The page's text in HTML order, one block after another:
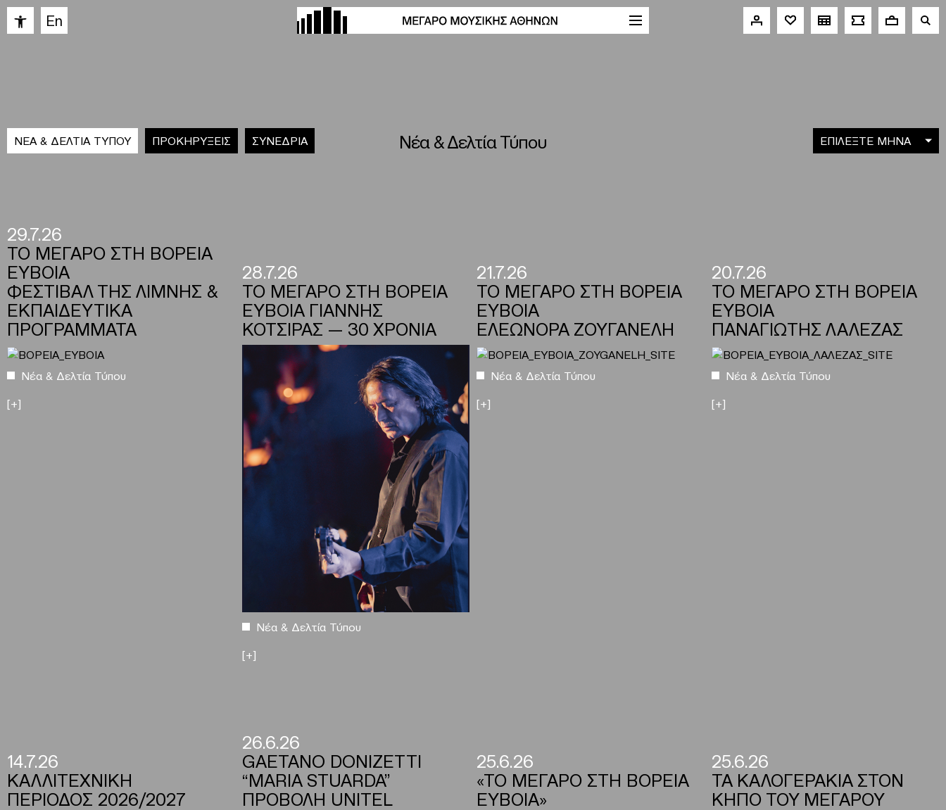
Ανοίξτε τη γραμμή εργαλείων
En
ΝΕΑ & ΔΕΛΤΙΑ ΤΥΠΟΥ ΠΡΟΚΗΡΥΞΕΙΣ ΣΥΝΕΔΡΙΑ Νέα & Δελτία Τύπου ΕΠΙΛΕΞΤΕ ΜΗΝΑ
29.7.26
ΤΟ ΜΕΓΑΡΟ ΣΤΗ ΒΟΡΕΙΑ
ΕΥΒΟΙΑ
ΦΕΣΤΙΒΑΛ ΤΗΣ ΛΙΜΝΗΣ &
ΕΚΠΑΙΔΕΥΤΙΚΑ
ΠΡΟΓΡΑΜΜΑΤΑ
Νέα & Δελτία Τύπου
[+]
28.7.26
ΤΟ ΜΕΓΑΡΟ ΣΤΗ ΒΟΡΕΙΑ
ΕΥΒΟΙΑ ΓΙΑΝΝΗΣ
ΚΟΤΣΙΡΑΣ — 30 ΧΡΟΝΙΑ
Νέα & Δελτία Τύπου
[+]
21.7.26
ΤΟ ΜΕΓΑΡΟ ΣΤΗ ΒΟΡΕΙΑ
ΕΥΒΟΙΑ
ΕΛΕΩΝΟΡΑ ΖΟΥΓΑΝΕΛΗ
Νέα & Δελτία Τύπου
[+]
20.7.26
ΤΟ ΜΕΓΑΡΟ ΣΤΗ ΒΟΡΕΙΑ
ΕΥΒΟΙΑ
ΠΑΝΑΓΙΩΤΗΣ ΛΑΛΕΖΑΣ
Νέα & Δελτία Τύπου
[+]
14.7.26
ΚΑΛΛΙΤΕΧΝΙΚΗ
ΠΕΡΙΟΔΟΣ 2026/2027
26.6.26
GAETANO DONIZETTI
“MARIA STUARDA”
ΠΡΟΒΟΛΗ UNITEL
25.6.26
«ΤΟ ΜΕΓΑΡΟ ΣΤΗ ΒΟΡΕΙΑ
ΕΥΒΟΙΑ»
25.6.26
ΤΑ ΚΑΛΟΓΕΡΑΚΙΑ ΣΤΟΝ
ΚΗΠΟ ΤΟΥ ΜΕΓΑΡΟΥ